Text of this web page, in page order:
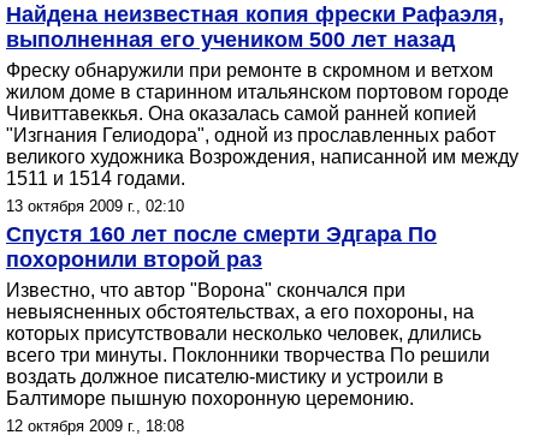
Найдена неизвестная копия фрески Рафаэля,
выполненная его учеником 500 лет назад
Фреску обнаружили при ремонте в скромном и ветхом
жилом доме в старинном итальянском портовом городе
Чивиттавеккья. Она оказалась самой ранней копией
"Изгнания Гелиодора", одной из прославленных работ
великого художника Возрождения, написанной им между
1511 и 1514 годами.
13 октября 2009 г., 02:10
Спустя 160 лет после смерти Эдгара По
похоронили второй раз
Известно, что автор "Ворона" скончался при
невыясненных обстоятельствах, а его похороны, на
которых присутствовали несколько человек, длились
всего три минуты. Поклонники творчества По решили
воздать должное писателю-мистику и устроили в
Балтиморе пышную похоронную церемонию.
12 октября 2009 г., 18:08